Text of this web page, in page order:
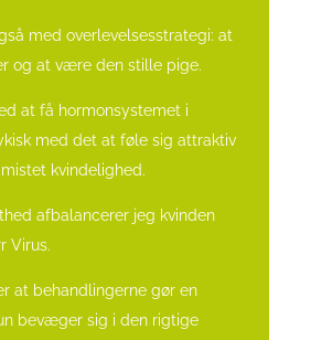
med overlevelsesstrategi: at
og at være den stille pige.
at få hormonsystemet i
med det at føle sig attraktiv
kvindelighed.
afbalancerer jeg kvinden
Virus.
at behandlingerne gør en
bevæger sig i den rigtige